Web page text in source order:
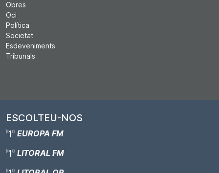
Obres
Oci
Política
Societat
Esdeveniments
Tribunals
ESCOLTEU-NOS
EUROPA FM
LITORAL FM